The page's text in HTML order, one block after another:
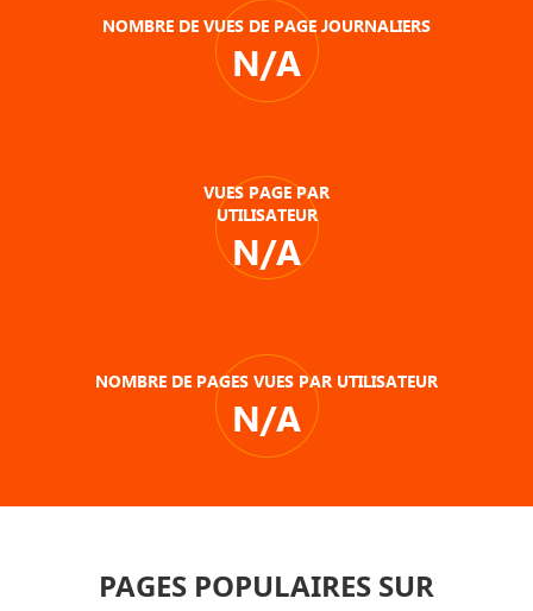
NOMBRE DE VUES DE PAGE JOURNALIERS
N/A
VUES PAGE PAR
UTILISATEUR
N/A
NOMBRE DE PAGES VUES PAR UTILISATEUR
N/A
PAGES POPULAIRES SUR